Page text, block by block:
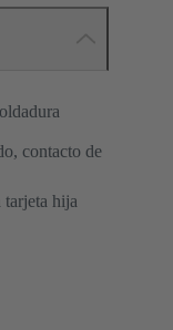
contacto de
tarjeta hija